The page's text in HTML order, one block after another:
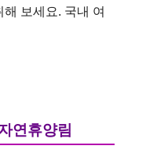
보세요. 국내 여
연휴양림